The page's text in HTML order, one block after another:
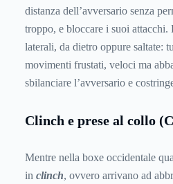
distanza dell’avversario senza
troppo, e bloccare i suoi attacchi.
laterali, da dietro oppure saltate:
movimenti frustati, veloci ma
sbilanciare l’avversario e
Clinch e prese al collo
Mentre nella boxe occidentale
in clinch, ovvero arrivano ad